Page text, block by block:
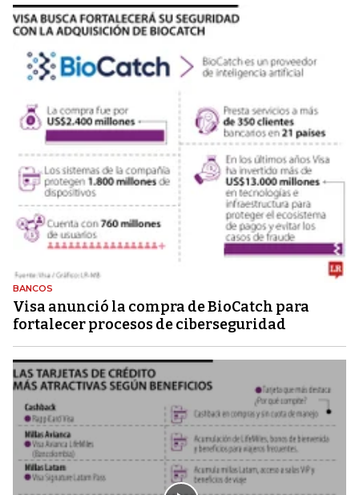
BANCOS
Visa anunció la compra de BioCatch para
fortalecer procesos de ciberseguridad